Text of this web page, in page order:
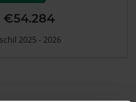
€54.284
2025 - 2026